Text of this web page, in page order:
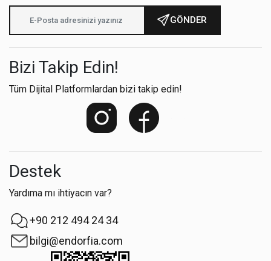
GÖNDER
Bizi Takip Edin!
Tüm Dijital Platformlardan bizi takip edin!
Destek
Yardıma mı ihtiyacın var?
+90 212 494 24 34
bilgi@endorfia.com